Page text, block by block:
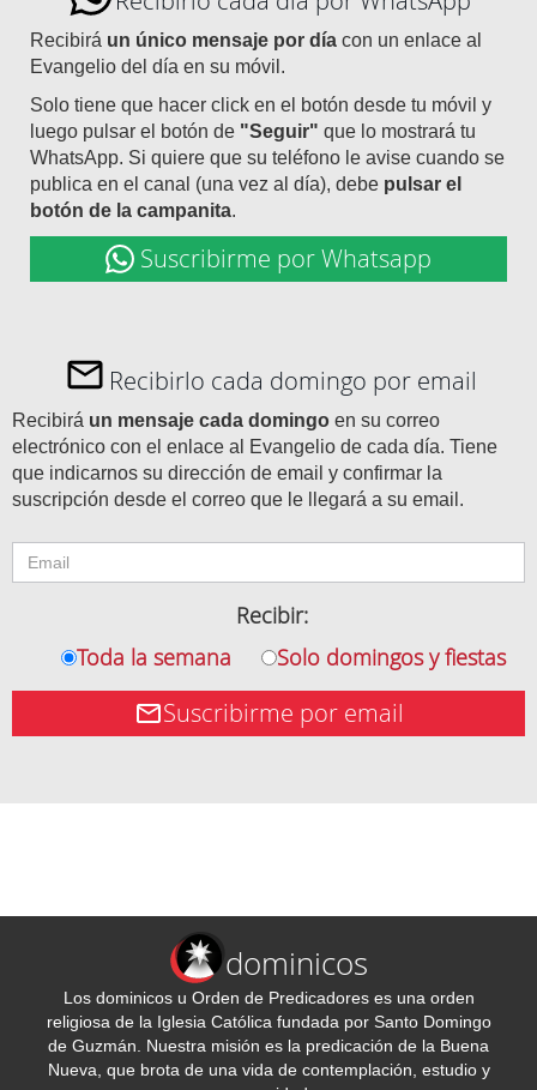
Recibirá un único mensaje por día con un enlace al
Evangelio del día en su móvil.
Solo tiene que hacer click en el botón desde tu móvil y
luego pulsar el botón de "Seguir" que lo mostrará tu
WhatsApp. Si quiere que su teléfono le avise cuando se
publica en el canal (una vez al día), debe pulsar el
botón de la campanita.
Suscribirme por Whatsapp
Recibirlo cada domingo por email
Recibirá un mensaje cada domingo en su correo
electrónico con el enlace al Evangelio de cada día. Tiene
que indicarnos su dirección de email y confirmar la
suscripción desde el correo que le llegará a su email.
Recibir:
Toda la semana
Solo domingos y fiestas
Suscribirme por email
dominicos
Los dominicos u Orden de Predicadores es una orden
religiosa de la Iglesia Católica fundada por Santo Domingo
de Guzmán. Nuestra misión es la predicación de la Buena
Nueva, que brota de una vida de contemplación, estudio y